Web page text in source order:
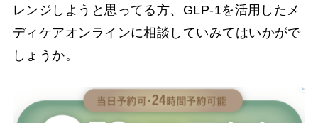
レンジしようと思ってる方、GLP-1を活用したメ
ディケアオンラインに相談していみてはいかがで
しょうか。